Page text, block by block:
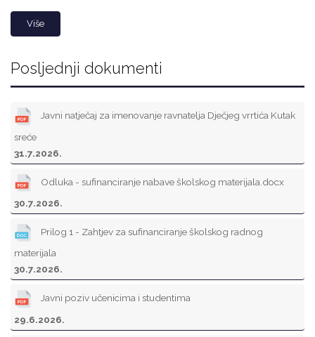
Više
Posljednji dokumenti
Javni natječaj za imenovanje ravnatelja Dječjeg vrrtića Kutak
sreće
31.7.2026.
Odluka - sufinanciranje nabave školskog materijala.docx
30.7.2026.
Prilog 1 - Zahtjev za sufinanciranje školskog radnog
materijala
30.7.2026.
Javni poziv učenicima i studentima
29.6.2026.